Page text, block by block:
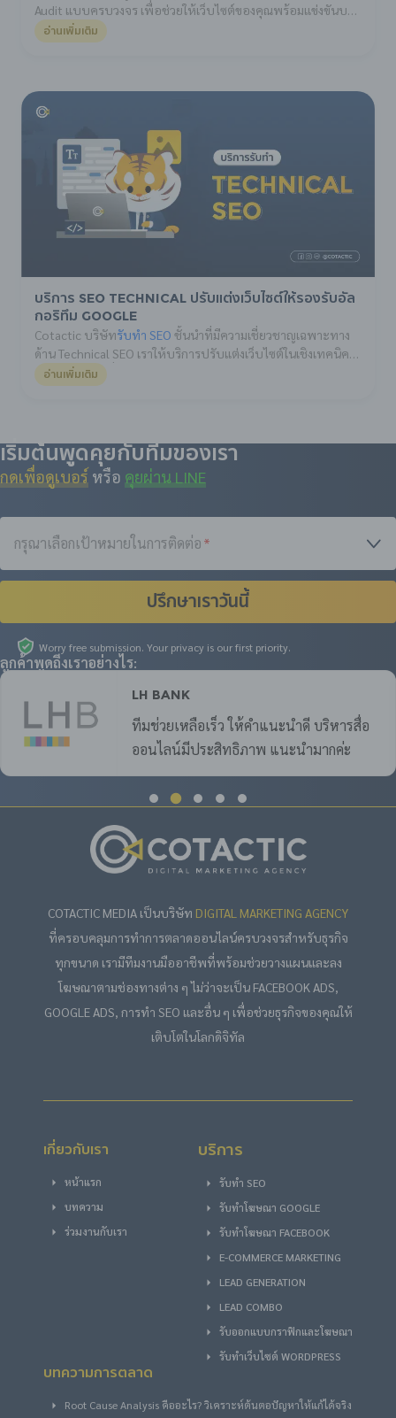
Audit แบบครบวงจร เพื่อช่วยให้เว็บไซต์ของคุณพร้อมแข่งขันบน
หน้าแรกของ Google อย่างมีประสิทธิภาพ เราไม่เพียงแค่ตรวจ
สอบปัญหาเบื้องต้น แต่ยังวิเคราะห์เชิงลึกในทุกมิติของเว็บไซต์ ทั้ง
Experience) และคุณภาพของ Backlink เพื่อให้คุณเข้าใจจุดแข็ง
จุดอ่อน และโอกาสในการพัฒนาอย่างชัดเจน
อ่านเพิ่มเติม
บริการ SEO Technical ปรับแต่งเว็บไซต์ให้รองรับอัล
กอริทึม Google
Cotactic บริษัทรับทำ SEO ชั้นนำที่มีความเชี่ยวชาญเฉพาะทาง
ด้าน Technical SEO เราให้บริการปรับแต่งเว็บไซต์ในเชิงเทคนิค
อย่างละเอียด เพื่อยกระดับประสิทธิภาพของเว็บไซต์ให้ตอบโจทย์
ทั้งประสบการณ์ผู้ใช้งาน (User Experience) และการจัดอันดับบน
อ่านเพิ่มเติม
ลูกค้าพูดถึงเราอย่างไร:
LH Bank
ทีมช่วยเหลือเร็ว ให้คำแนะนำดี บริหารสื่อ
ออนไลน์มีประสิทธิภาพ แนะนำมากค่ะ
เริ่มต้นพูดคุยกับทีมของเรา
กดเพื่อดูเบอร์ หรือ คุยผ่าน LINE
กรุณาเลือกเป้าหมายในการติดต่อ*
ปรึกษาเราวันนี้
Worry free submission. Your privacy is our first priority.
COTACTIC MEDIA เป็นบริษัท DIGITAL MARKETING AGENCY
ที่ครอบคลุมการทำการตลาดออนไลน์ครบวงจรสำหรับธุรกิจ
ทุกขนาด เรามีทีมงานมืออาชีพที่พร้อมช่วยวางแผนและลง
โฆษณาตามช่องทางต่าง ๆ ไม่ว่าจะเป็น FACEBOOK ADS,
GOOGLE ADS, การทำ SEO และอื่น ๆ เพื่อช่วยธุรกิจของคุณให้
เติบโตในโลกดิจิทัล
เกี่ยวกับเรา
หน้าแรก
บทความ
ร่วมงานกับเรา
บริการ
รับทำ SEO
รับทําโฆษณา GOOGLE
รับทําโฆษณา FACEBOOK
E-COMMERCE MARKETING
LEAD GENERATION
LEAD COMBO
รับออกแบบกราฟิกและโฆษณา
รับทำเว็บไซต์ WORDPRESS
บทความการตลาด
Root Cause Analysis คืออะไร? วิเคราะห์ต้นตอปัญหาให้แก้ได้จริง